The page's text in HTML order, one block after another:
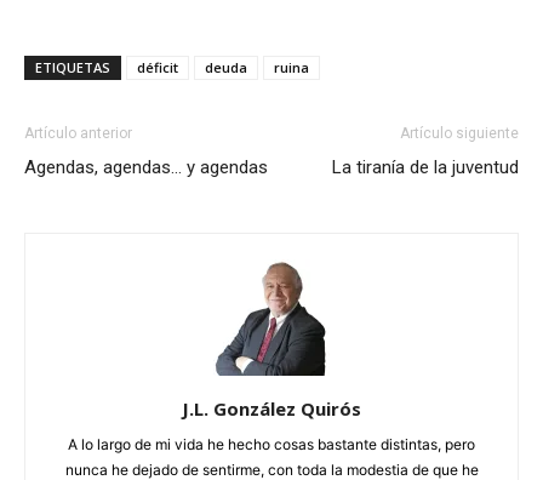
ETIQUETAS déficit deuda ruina
Artículo anterior
Agendas, agendas… y agendas
Artículo siguiente
La tiranía de la juventud
J.L. González Quirós
A lo largo de mi vida he hecho cosas bastante distintas, pero
nunca he dejado de sentirme, con toda la modestia de que he